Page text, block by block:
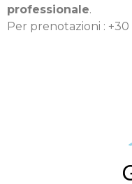
professionale.
Per prenotazioni :